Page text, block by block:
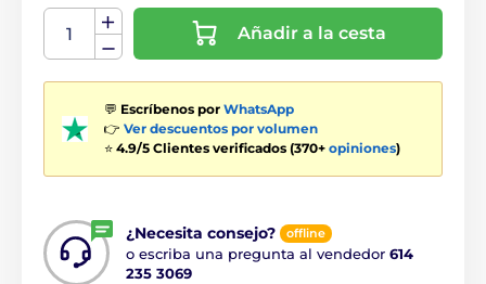
Añadir a la cesta
💬 Escríbenos por WhatsApp
👉 Ver descuentos por volumen
⭐ 4.9/5 Clientes verificados (370+ opiniones)
¿Necesita consejo? offline
o escriba una pregunta al vendedor 614
235 3069